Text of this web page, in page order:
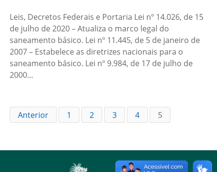
Leis, Decretos Federais e Portaria Lei nº 14.026, de 15
de julho de 2020 – Atualiza o marco legal do
saneamento básico. Lei nº 11.445, de 5 de janeiro de
2007 – Estabelece as diretrizes nacionais para o
saneamento básico. Lei nº 9.984, de 17 de julho de
2000…
Anterior 1 2 3 4 5